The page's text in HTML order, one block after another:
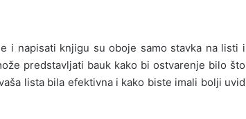
i napisati knjigu su oboje samo stavka na listi i
predstavljati bauk kako bi ostvarenje bilo što
lista bila efektivna i kako biste imali bolji uvid